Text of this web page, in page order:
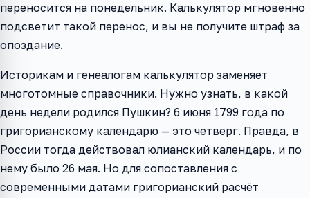
переносится на понедельник. Калькулятор мгновенно
подсветит такой перенос, и вы не получите штраф за
опоздание.
Историкам и генеалогам калькулятор заменяет
многотомные справочники. Нужно узнать, в какой
день недели родился Пушкин? 6 июня 1799 года по
григорианскому календарю — это четверг. Правда, в
России тогда действовал юлианский календарь, и по
нему было 26 мая. Но для сопоставления с
современными датами григорианский расчёт